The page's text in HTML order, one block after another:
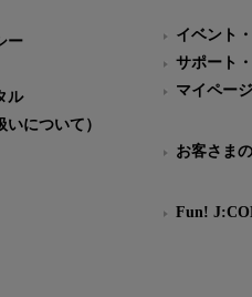
ー
ル
いについて）
イベント
サポート
マイページ
お客さま
Fun!